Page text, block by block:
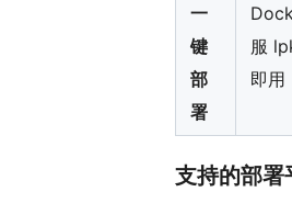
一
键
部
署
服
即用
支持的部署